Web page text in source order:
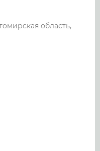
область,